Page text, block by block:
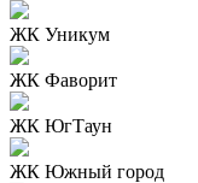
ЖК Уникум
ЖК Фаворит
ЖК ЮгТаун
ЖК Южный город